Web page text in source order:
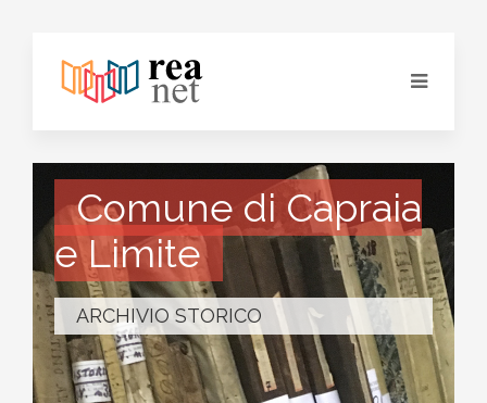
Comune di Capraia
e Limite
ARCHIVIO STORICO